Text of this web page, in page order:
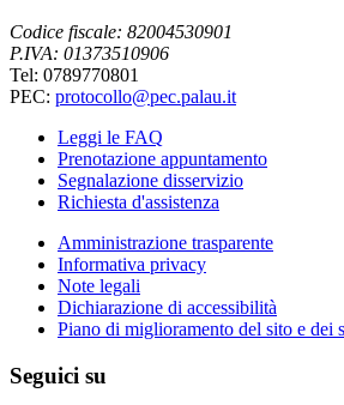
Codice fiscale: 82004530901
P.IVA: 01373510906
Tel: 0789770801
PEC: protocollo@pec.palau.it
Leggi le FAQ
Prenotazione appuntamento
Segnalazione disservizio
Richiesta d'assistenza
Amministrazione trasparente
Informativa privacy
Note legali
Dichiarazione di accessibilità
Piano di miglioramento del sito e dei
Seguici su